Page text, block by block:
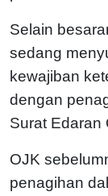
Selain
sedang
kewajiban
dengan
Surat Edaran
OJK
penagihan